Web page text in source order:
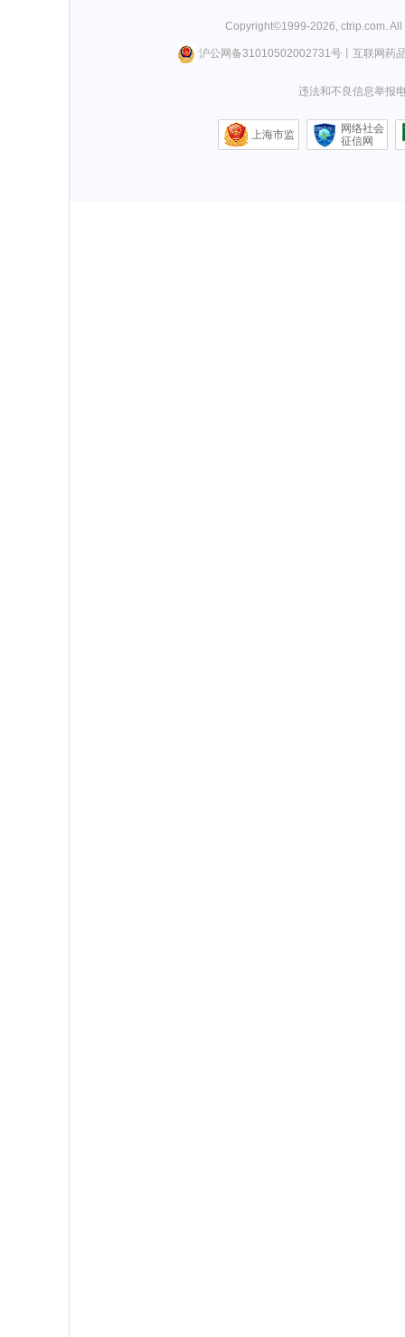
Copyright©1999-2026 ctrip.com .
沪公网备31010502002731号丨 互联网药
违法和不良信息举报
上海市监
网络社会
征信网